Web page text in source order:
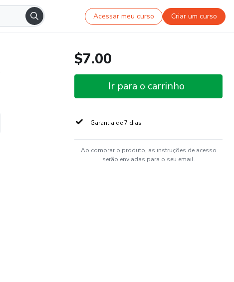
Acessar meu curso Criar um curso
$7.00
Ir para o carrinho
Garantia de 7 dias
Ao comprar o produto, as instruções de acesso
serão enviadas para o seu email.